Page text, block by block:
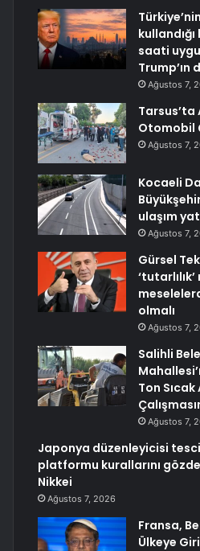
kullandığı
saati
Trump’ın
Ağustos 7,
Tarsus’ta
Otomobil
Ağustos 7,
Kocaeli
ulaşım
Ağustos 7,
Gürsel
olmalı
Ağustos 7,
Salihli
Ton
Ağustos 7,
Japonya düzenleyicisi
platformu kurallarını
Nikkei
Ağustos 7, 2026
Fransa,
Ülkeye